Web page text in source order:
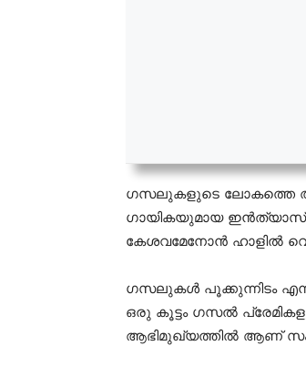
ഗസലുകളുടെ ലോകത്തെ
ഗായികയുമായ ഇൻത്യാസ്
കേശവമേനോൻ ഹാളിൽ
ഗസലുകൾ പൂക്കുന്നിടം എന്ന്
ഒരു കൂട്ടം ഗസൽ
ആഭിമുഖ്യത്തിൽ ആണ്